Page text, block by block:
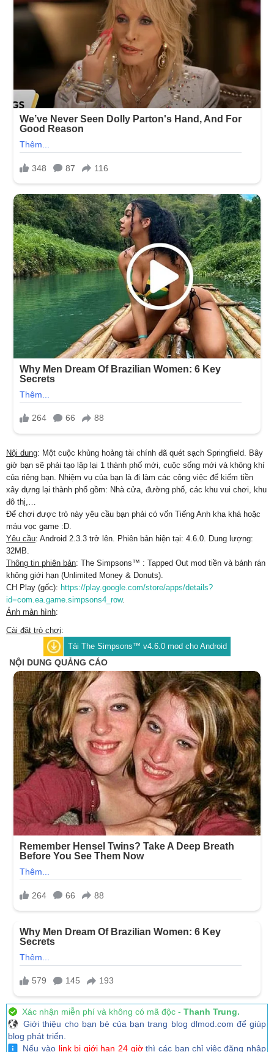
Nội dung: Một cuộc khủng hoảng tài chính đã quét sạch Springfield. Bây
giờ bạn sẽ phải tạo lập lại 1 thành phố mới, cuộc sống mới và không khí
của riêng bạn. Nhiệm vụ của bạn là đi làm các công việc để kiếm tiền
xây dựng lại thành phố gồm: Nhà cửa, đường phố, các khu vui chơi, khu
đô thị,…
Để chơi được trò này yêu cầu bạn phải có vốn Tiếng Anh kha khá hoặc
máu vọc game :D.
Yêu cầu: Android 2.3.3 trở lên. Phiên bản hiện tại: 4.6.0. Dung lượng:
32MB.
Thông tin phiên bản: The Simpsons™ : Tapped Out mod tiền và bánh rán
không giới hạn (Unlimited Money & Donuts).
CH Play (gốc): https://play.google.com/store/apps/details?
id=com.ea.game.simpsons4_row.
Ảnh màn hình:
Cài đặt trò chơi:
Tải The Simpsons™ v4.6.0 mod cho Android
Xác nhận miễn phí và không có mã độc - Thanh Trung.
Giới thiệu cho bạn bè của bạn trang blog dlmod.com để giúp
blog phát triển.
Nếu vào link bị giới hạn 24 giờthì các bạn chỉ việc đăng nhập